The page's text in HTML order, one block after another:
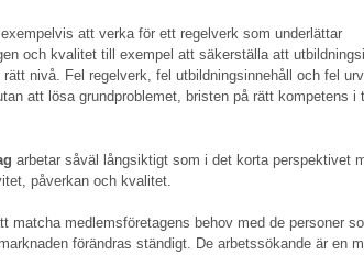
exempelvis att verka för ett regelverk som underlättar
och kvalitet till exempel att säkerställa att
nivå. Fel regelverk, fel utbildningsinnehåll och fel
att lösa grundproblemet, bristen på rätt kompetens i
arbetar såväl långsiktigt som i det korta perspektivet
påverkan och kvalitet.
matcha medlemsföretagens behov med de personer
förändras ständigt. De arbetssökande är en